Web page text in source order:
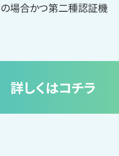
場合かつ第二種認証機
詳しくはコチラ